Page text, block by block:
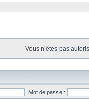
Vous n’êtes pas
Mot de passe :